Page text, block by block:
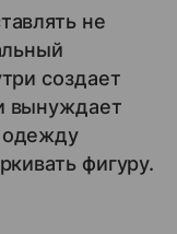
не
создает
вынуждает
одежду
фигуру.